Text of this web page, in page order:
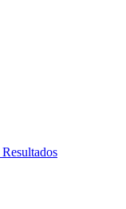
Resultados